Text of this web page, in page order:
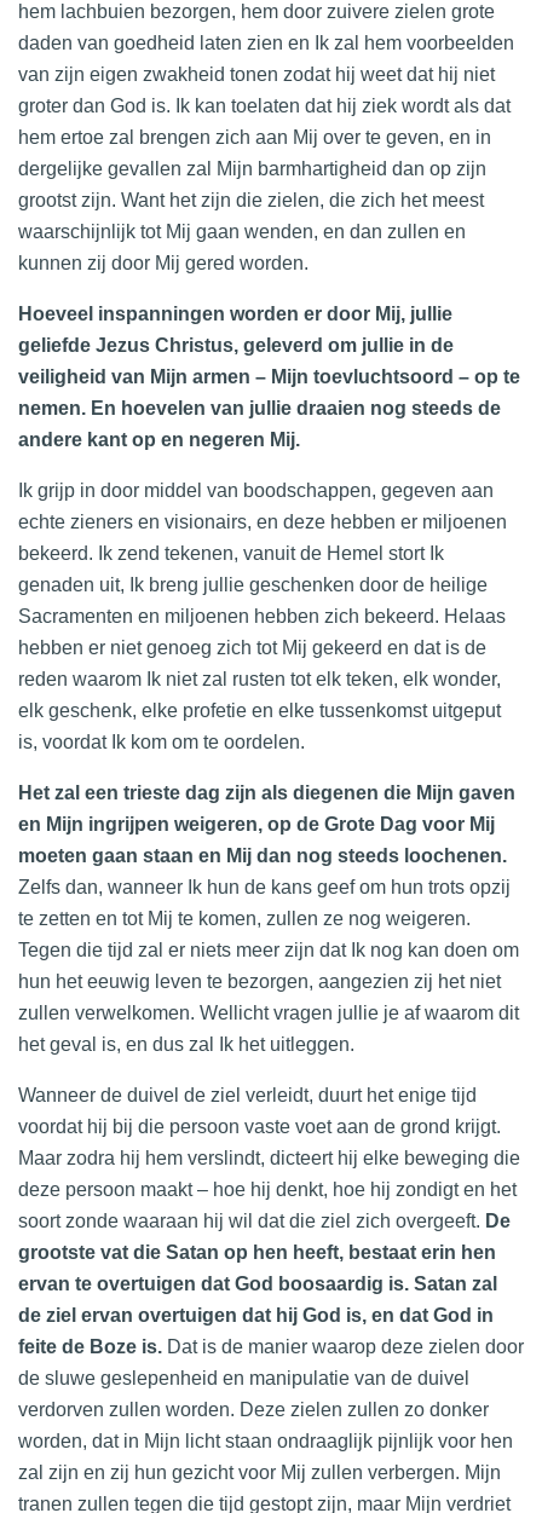
hem lachbuien bezorgen, hem door zuivere zielen grote
daden van goedheid laten zien en Ik zal hem voorbeelden
van zijn eigen zwakheid tonen zodat hij weet dat hij niet
groter dan God is. Ik kan toelaten dat hij ziek wordt als dat
hem ertoe zal brengen zich aan Mij over te geven, en in
dergelijke gevallen zal Mijn barmhartigheid dan op zijn
grootst zijn. Want het zijn die zielen, die zich het meest
waarschijnlijk tot Mij gaan wenden, en dan zullen en
kunnen zij door Mij gered worden.
Hoeveel inspanningen worden er door Mij, jullie
geliefde Jezus Christus, geleverd om jullie in de
veiligheid van Mijn armen – Mijn toevluchtsoord – op te
nemen. En hoevelen van jullie draaien nog steeds de
andere kant op en negeren Mij.
Ik grijp in door middel van boodschappen, gegeven aan
echte zieners en visionairs, en deze hebben er miljoenen
bekeerd. Ik zend tekenen, vanuit de Hemel stort Ik
genaden uit, Ik breng jullie geschenken door de heilige
Sacramenten en miljoenen hebben zich bekeerd. Helaas
hebben er niet genoeg zich tot Mij gekeerd en dat is de
reden waarom Ik niet zal rusten tot elk teken, elk wonder,
elk geschenk, elke profetie en elke tussenkomst uitgeput
is, voordat Ik kom om te oordelen.
Het zal een trieste dag zijn als diegenen die Mijn gaven
en Mijn ingrijpen weigeren, op de Grote Dag voor Mij
moeten gaan staan en Mij dan nog steeds loochenen.
Zelfs dan, wanneer Ik hun de kans geef om hun trots opzij
te zetten en tot Mij te komen, zullen ze nog weigeren.
Tegen die tijd zal er niets meer zijn dat Ik nog kan doen om
hun het eeuwig leven te bezorgen, aangezien zij het niet
zullen verwelkomen. Wellicht vragen jullie je af waarom dit
het geval is, en dus zal Ik het uitleggen.
Wanneer de duivel de ziel verleidt, duurt het enige tijd
voordat hij bij die persoon vaste voet aan de grond krijgt.
Maar zodra hij hem verslindt, dicteert hij elke beweging die
deze persoon maakt – hoe hij denkt, hoe hij zondigt en het
soort zonde waaraan hij wil dat die ziel zich overgeeft. De
grootste vat die Satan op hen heeft, bestaat erin hen
ervan te overtuigen dat God boosaardig is. Satan zal
de ziel ervan overtuigen dat hij God is, en dat God in
feite de Boze is. Dat is de manier waarop deze zielen door
de sluwe geslepenheid en manipulatie van de duivel
verdorven zullen worden. Deze zielen zullen zo donker
worden, dat in Mijn licht staan ondraaglijk pijnlijk voor hen
zal zijn en zij hun gezicht voor Mij zullen verbergen. Mijn
tranen zullen tegen die tijd gestopt zijn, maar Mijn verdriet